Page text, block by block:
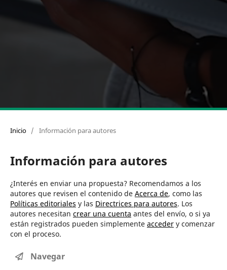
Inicio / Información para autores
Información para autores
¿Interés en enviar una propuesta? Recomendamos a los
autores que revisen el contenido de Acerca de, como las
Políticas editoriales y las Directrices para autores. Los
autores necesitan crear una cuenta antes del envío, o si ya
están registrados pueden simplemente accedery comenzar
con el proceso.
Navegar